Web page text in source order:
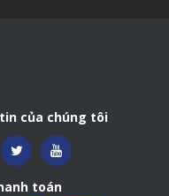
của chúng tôi
toán